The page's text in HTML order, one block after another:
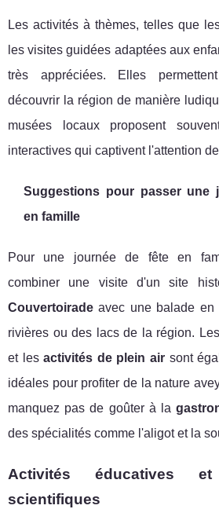
Les activités à thèmes, telles que
les visites guidées adaptées aux
très appréciées. Elles
découvrir la région de manière
musées locaux proposent
interactives qui captivent l'attention
Suggestions pour passer une
en famille
Pour une journée de fête en
combiner une visite d'un site
Couvertoirade avec une balade
rivières ou des lacs de la région.
et lesactivités de plein air sont
idéales pour profiter de la nature
manquez pas de goûter à la
des spécialités comme l'aligot et la
Activités éducatives et
scientifiques